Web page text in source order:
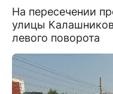
На пересечении
улицы
левого поворота